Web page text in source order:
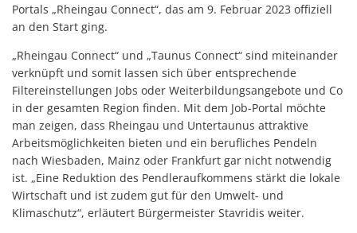
Portals „Rheingau Connect“, das am 9. Februar 2023 offiziell
an den Start ging.
„Rheingau Connect“ und „Taunus Connect“ sind miteinander
verknüpft und somit lassen sich über entsprechende
Filtereinstellungen Jobs oder Weiterbildungsangebote und Co
in der gesamten Region finden. Mit dem Job-Portal möchte
man zeigen, dass Rheingau und Untertaunus attraktive
Arbeitsmöglichkeiten bieten und ein berufliches Pendeln
nach Wiesbaden, Mainz oder Frankfurt gar nicht notwendig
ist. „Eine Reduktion des Pendleraufkommens stärkt die lokale
Wirtschaft und ist zudem gut für den Umwelt- und
Klimaschutz“, erläutert Bürgermeister Stavridis weiter.